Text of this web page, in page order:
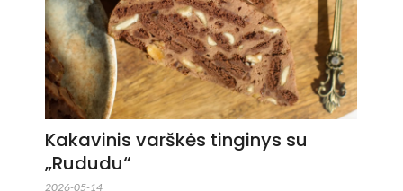
Kakavinis varškės tinginys su
„Rududu“
2026-05-14